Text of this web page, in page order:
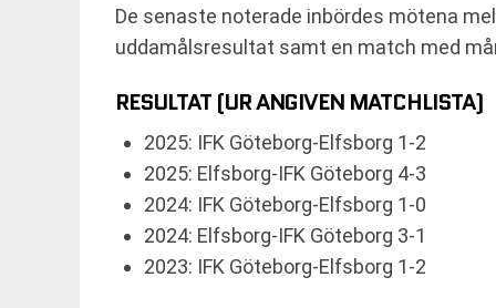
De senaste noterade inbördes mötena
uddamålsresultat samt en match med
RESULTAT (UR ANGIVEN MATCHLISTA)
2025: IFK Göteborg-Elfsborg 1-2
2025: Elfsborg-IFK Göteborg 4-3
2024: IFK Göteborg-Elfsborg 1-0
2024: Elfsborg-IFK Göteborg 3-1
2023: IFK Göteborg-Elfsborg 1-2